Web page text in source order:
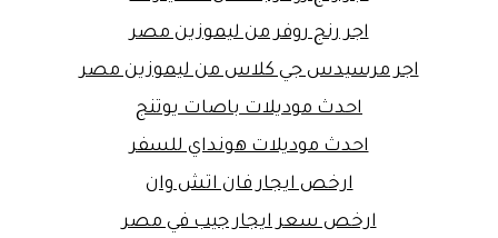
اجر رنج روفر من ليموزين مصر
اجر مرسيدس جي كلاس من ليموزين مصر
احدث موديلات باصات يوتنج
احدث موديلات هونداي للسفر
ارخص ايجار فان اتش وان
ارخص سعر ايجار جيب في مصر